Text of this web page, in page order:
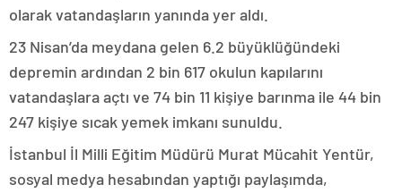
olarak vatandaşların yanında yer aldı.
23 Nisan’da meydana gelen 6.2 büyüklüğündeki
depremin ardından 2 bin 617 okulun kapılarını
vatandaşlara açtı ve 74 bin 11 kişiye barınma ile 44 bin
247 kişiye sıcak yemek imkanı sunuldu.
İstanbul İl Milli Eğitim Müdürü Murat Mücahit Yentür,
sosyal medya hesabından yaptığı paylaşımda,